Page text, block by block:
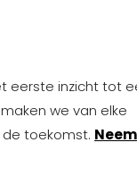
eerste inzicht tot
we van elke
toekomst. Neem